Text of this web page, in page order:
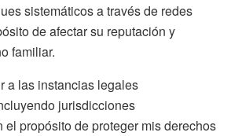
sistemáticos a través de redes
de afectar su reputación y
familiar.
a las instancias legales
jurisdicciones
el propósito de proteger mis derechos